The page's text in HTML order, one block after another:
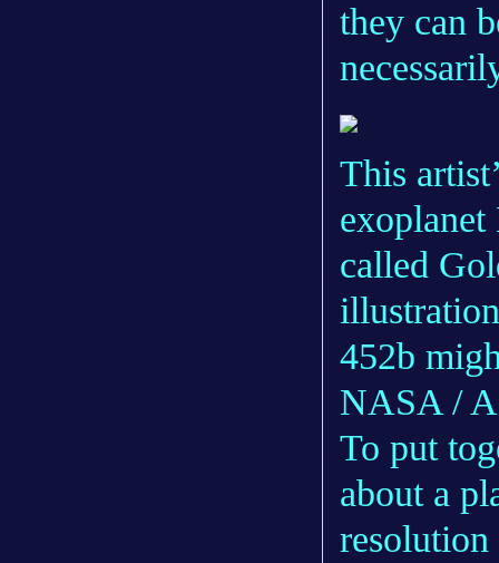
they can
This
called
452b
NASA /
To put
about a
resolution